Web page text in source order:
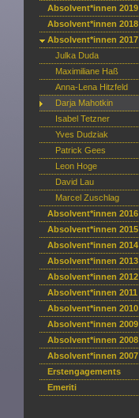
Absolvent*innen 2019
Absolvent*innen 2018
Absolvent*innen 2017
Julka Duda
Maximiliane Haß
Anna-Lena Hitzfeld
Darja Mahotkin
Isabel Tetzner
Yves Dudziak
Patrick Gees
Leon Hoge
David Lau
Marcel Zuschlag
Absolvent*innen 2016
Absolvent*innen 2015
Absolvent*innen 2014
Absolvent*innen 2013
Absolvent*innen 2012
Absolvent*innen 2011
Absolvent*innen 2010
Absolvent*innen 2009
Absolvent*innen 2008
Absolvent*innen 2007
Erstengagements
Emeriti